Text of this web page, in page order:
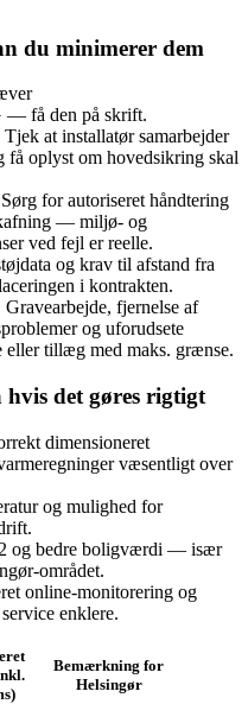
du minimerer dem
få den på skrift.
Tjek at installatør samarbejder
få oplyst om hovedsikring skal
Sørg for autoriseret håndtering
— miljø- og
ved fejl er reelle.
og krav til afstand fra
i kontrakten.
Gravearbejde, fjernelse af
og uforudsete
tillæg med maks. grænse.
det gøres rigtigt
dimensioneret
væsentligt over
og mulighed for
og bedre boligværdi — især
området.
online‑monitorering og
enklere.
Bemærkning for
Helsingør